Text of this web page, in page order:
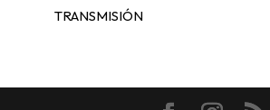
TRANSMISIÓN